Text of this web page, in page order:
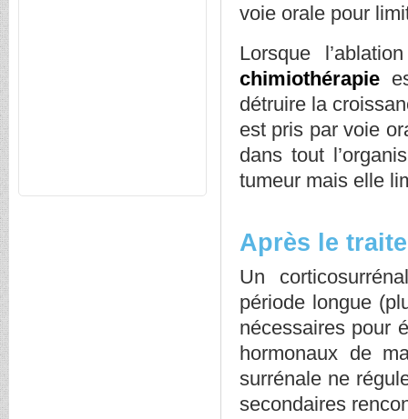
voie orale pour
Lorsque
chimiothérapie
détruire la
est pris par voie
dans tout
tumeur mais elle
Après le
Un
période longue
nécessaires pour
hormonaux de
surrénale ne
secondaires